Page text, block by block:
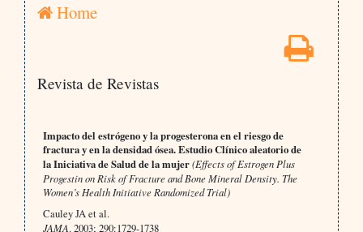
Home
Revista de Revistas
Impacto del estrógeno y la progesterona en el riesgo de
fractura y en la densidad ósea. Estudio Clínico aleatorio de
la Iniciativa de Salud de la mujer(Effects of Estrogen Plus
Progestin on Risk of Fracture and Bone Mineral Density. The
Women’s Health Initiative Randomized Trial)
Cauley JA et al.
JAMA. 2003; 290:1729-1738